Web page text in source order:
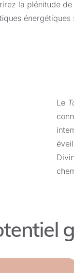
une
la plénitude de
énergétiques
Le